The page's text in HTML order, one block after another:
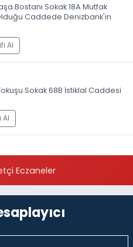
Bostanı Sokak 18A Mutfak
Caddede Denizbank'ın
Al
Sokak 68B İstiklal Caddesi
Al
Eczaneler